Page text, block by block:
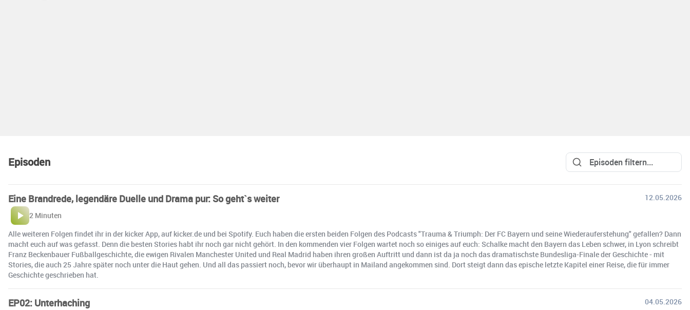
Episoden
Eine Brandrede, legendäre Duelle und Drama pur: So geht`s weiter
12.05.2026
2 Minuten
Alle weiteren Folgen findet ihr in der kicker App, auf kicker.de und bei Spotify. Euch haben die ersten beiden Folgen des Podcasts "Trauma & Triumph: Der FC Bayern und seine Wiederauferstehung" gefallen? Dann
macht euch auf was gefasst. Denn die besten Stories habt ihr noch gar nicht gehört. In den kommenden vier Folgen wartet noch so einiges auf euch: Schalke macht den Bayern das Leben schwer, in Lyon schreibt
Franz Beckenbauer Fußballgeschichte, die ewigen Rivalen Manchester United und Real Madrid haben ihren großen Auftritt und dann ist da ja noch das dramatischste Bundesliga-Finale der Geschichte - mit
Stories, die auch 25 Jahre später noch unter die Haut gehen. Und all das passiert noch, bevor wir überhaupt in Mailand angekommen sind. Dort steigt dann das epische letzte Kapitel einer Reise, die für immer
Geschichte geschrieben hat.
EP02: Unterhaching
04.05.2026